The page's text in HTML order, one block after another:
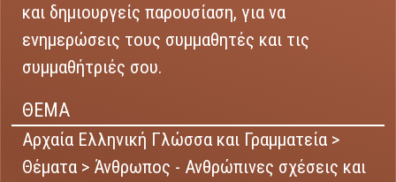
και δημιουργείς παρουσίαση, για να
ενημερώσεις τους συμμαθητές και τις
συμμαθήτριές σου.
ΘΕΜΑ
Αρχαία Ελληνική Γλώσσα και Γραμματεία >
Θέματα > Άνθρωπος - Ανθρώπινες σχέσεις και